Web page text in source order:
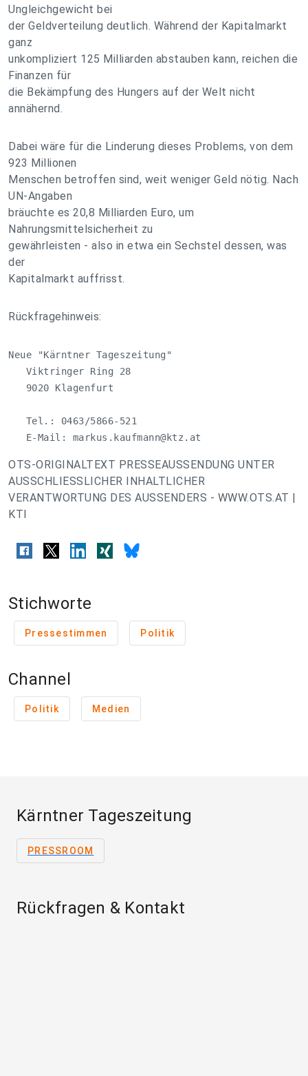
Ungleichgewicht bei
der Geldverteilung deutlich. Während der Kapitalmarkt
ganz
unkompliziert 125 Milliarden abstauben kann, reichen die
Finanzen für
die Bekämpfung des Hungers auf der Welt nicht
annähernd.
Dabei wäre für die Linderung dieses Problems, von dem
923 Millionen
Menschen betroffen sind, weit weniger Geld nötig. Nach
UN-Angaben
bräuchte es 20,8 Milliarden Euro, um
Nahrungsmittelsicherheit zu
gewährleisten - also in etwa ein Sechstel dessen, was
der
Kapitalmarkt auffrisst.
Rückfragehinweis:
Neue "Kärntner Tageszeitung"
   Viktringer Ring 28
   9020 Klagenfurt
   Tel.: 0463/5866-521
   E-Mail:
markus.kaufmann@ktz.at
OTS-ORIGINALTEXT PRESSEAUSSENDUNG UNTER
AUSSCHLIESSLICHER INHALTLICHER
VERANTWORTUNG DES AUSSENDERS - WWW.OTS.AT |
KTI
Stichworte
Pressestimmen Politik
Channel
Politik Medien
Kärntner Tageszeitung
PRESSROOM
Rückfragen & Kontakt